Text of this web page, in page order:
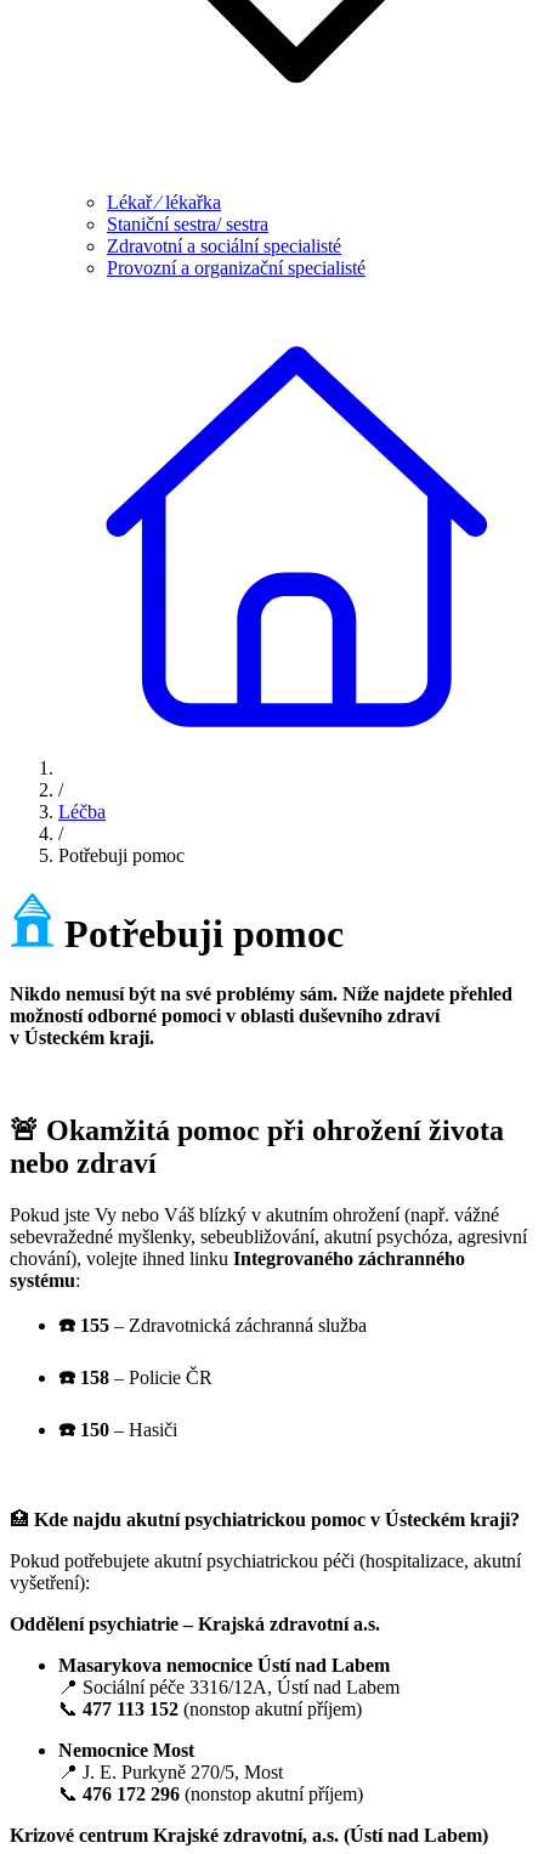
Lékař ⁄ lékařka
Staniční sestra/ sestra
Zdravotní a sociální specialisté
Provozní a organizační specialisté
/
Léčba
/
Potřebuji pomoc
Potřebuji pomoc
Nikdo nemusí být na své problémy sám. Níže najdete přehled
možností odborné pomoci v oblasti duševního zdraví
v Ústeckém kraji.
🚨 Okamžitá pomoc při ohrožení života
nebo zdraví
Pokud jste Vy nebo Váš blízký v akutním ohrožení (např. vážné
sebevražedné myšlenky, sebeubližování, akutní psychóza, agresivní
chování), volejte ihned linku Integrovaného záchranného
systému:
☎️ 155 – Zdravotnická záchranná služba
☎️ 158 – Policie ČR
☎️ 150 – Hasiči
🏥 Kde najdu akutní psychiatrickou pomoc v Ústeckém kraji?
Pokud potřebujete akutní psychiatrickou péči (hospitalizace, akutní
vyšetření):
Oddělení psychiatrie – Krajská zdravotní a.s.
Masarykova nemocnice Ústí nad Labem
📍 Sociální péče 3316/12A, Ústí nad Labem
📞 477 113 152 (nonstop akutní příjem)
Nemocnice Most
📍 J. E. Purkyně 270/5, Most
📞 476 172 296 (nonstop akutní příjem)
Krizové centrum Krajské zdravotní, a.s. (Ústí nad Labem)